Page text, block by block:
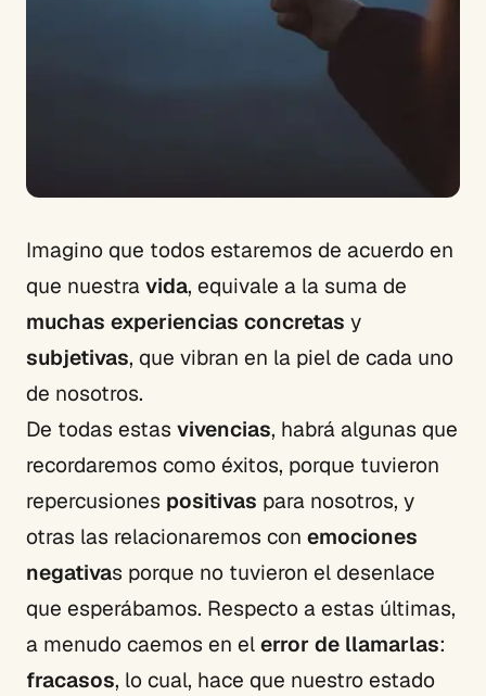
Imagino que todos estaremos de acuerdo en
que nuestra vida, equivale a la suma de
muchas experiencias concretas y
subjetivas, que vibran en la piel de cada uno
de nosotros.
De todas estas vivencias, habrá algunas que
recordaremos como éxitos, porque tuvieron
repercusiones positivas para nosotros, y
otras las relacionaremos con emociones
negativas porque no tuvieron el desenlace
que esperábamos. Respecto a estas últimas,
a menudo caemos en el error de llamarlas:
fracasos, lo cual, hace que nuestro estado